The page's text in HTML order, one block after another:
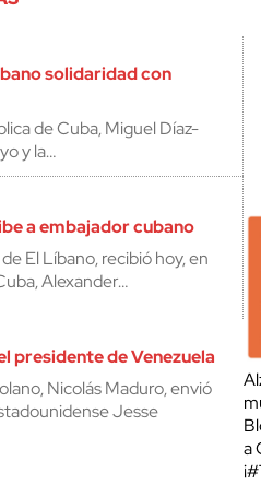
solidaridad con
de Cuba, Miguel Díaz-
y la…
a embajador cubano
El Líbano, recibió hoy, en
Alexander…
presidente de Venezuela
Nicolás Maduro, envió
Jesse
a